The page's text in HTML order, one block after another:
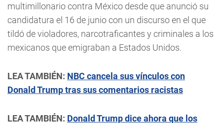
multimillonario contra México desde que anunció su
candidatura el 16 de junio con un discurso en el que
tildó de violadores, narcotraficantes y criminales a los
mexicanos que emigraban a Estados Unidos.
LEA TAMBIÉN: NBC cancela sus vínculos con
Donald Trump tras sus comentarios racistas
LEA TAMBIÉN: Donald Trump dice ahora que los